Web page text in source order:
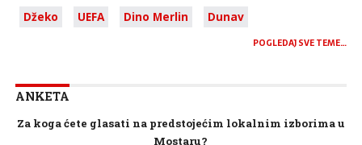
Džeko
UEFA Dino Merlin Dunav
POGLEDAJ SVE TEME…
ANKETA
Za koga ćete glasati na predstojećim lokalnim izborima u
Mostaru?